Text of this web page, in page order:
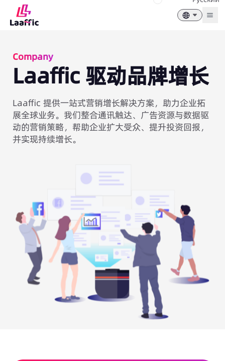
Company
Laaffic 驱动品牌增长
Laaffic 提供一站式营销增长解决方案，助力企业拓
展全球业务。我们整合通讯触达、广告资源与数据驱
动的营销策略，帮助企业扩大受众、提升投资回报，
并实现持续增长。